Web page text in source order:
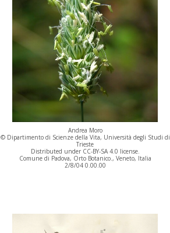
Andrea Moro
© Dipartimento di Scienze della Vita, Università degli Studi di
Trieste
Distributed under CC-BY-SA 4.0 license.
Comune di Padova, Orto Botanico., Veneto, Italia
2/8/04 0.00.00